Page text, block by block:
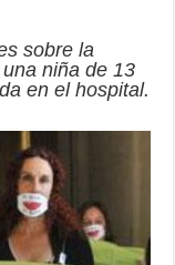
sobre la
niña de 13
en el hospital.